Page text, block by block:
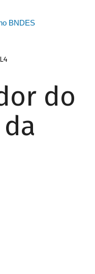
BNDES
do